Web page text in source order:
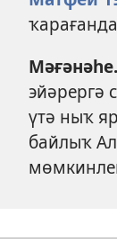
Мәғәнәһе.
эйәрергә
үтә ныҡ
байлыҡ